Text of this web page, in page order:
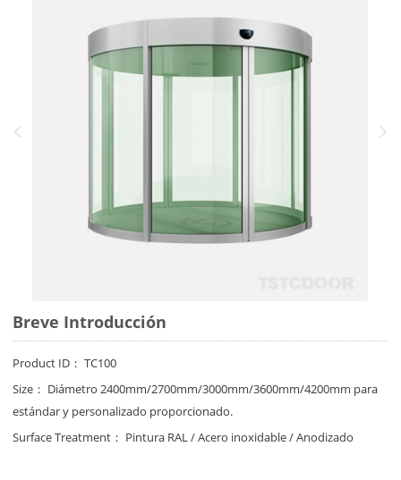
Breve Introducción
Product ID： TC100
Size： Diámetro 2400mm/2700mm/3000mm/3600mm/4200mm para
estándar y personalizado proporcionado.
Surface Treatment： Pintura RAL / Acero inoxidable / Anodizado